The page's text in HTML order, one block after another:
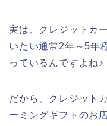
実は、クレジットカ
いたい通常2年～5年
っているんですよね♪
だから、クレジット
ーミングギフトのお